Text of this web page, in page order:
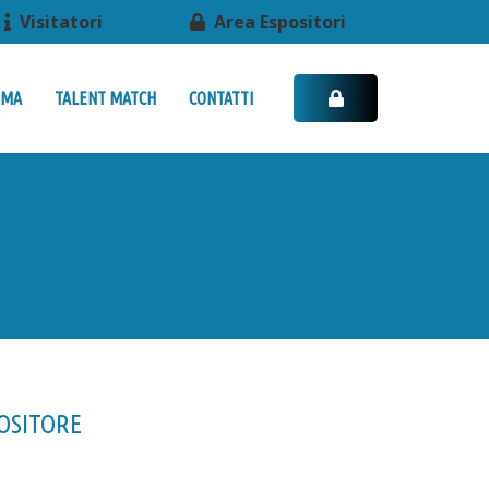
Visitatori Area Espositori
TALENT MATCH CONTATTI